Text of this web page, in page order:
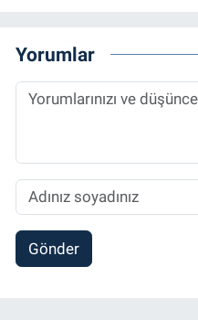
Spor,
Yorumlar
Gönder